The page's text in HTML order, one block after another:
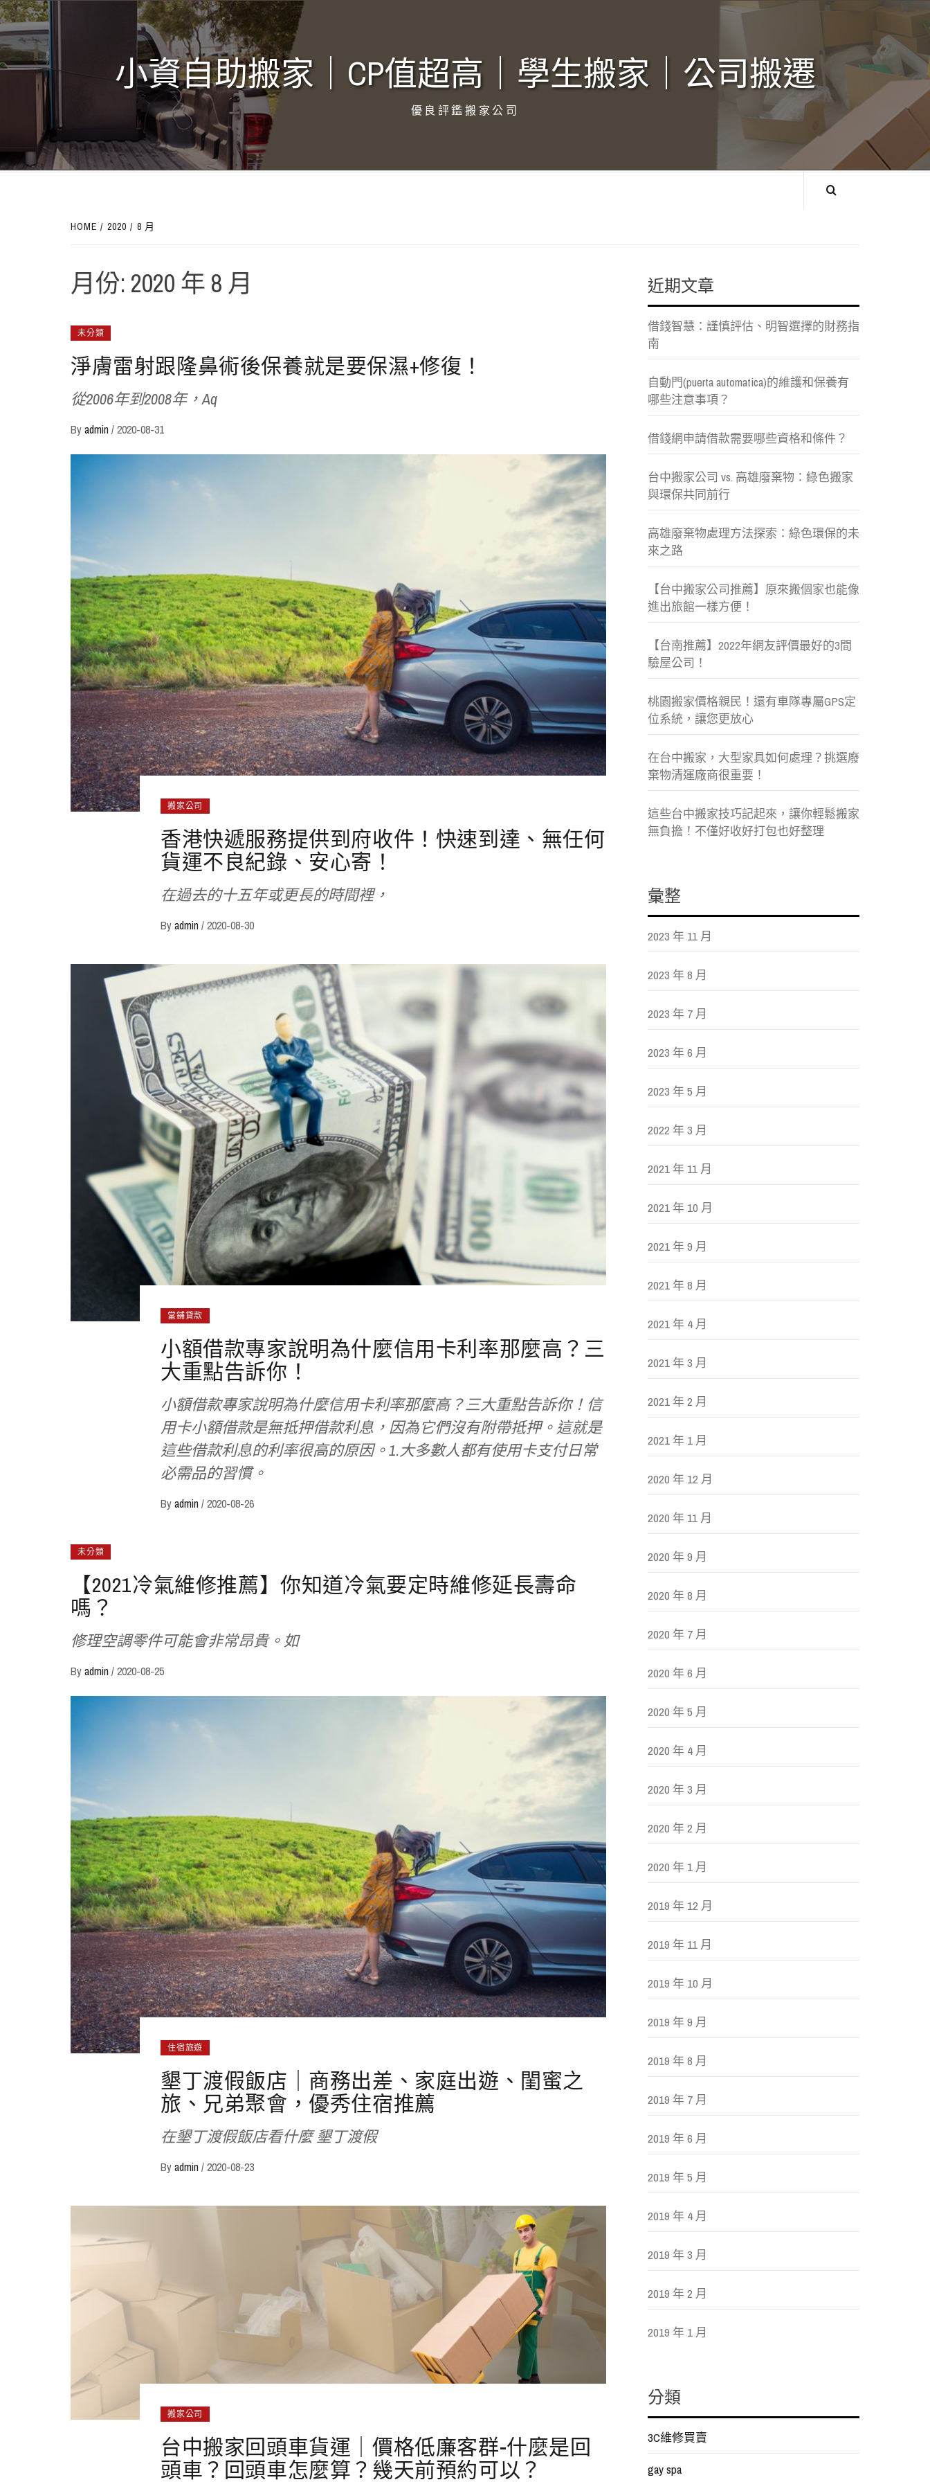
Skip
to
content
小資自助搬家｜CP值超高｜學生搬家｜公司搬遷‎
優良評鑑搬家公司
HOME 2020 8 月
月份: 2020 年 8 月
未分類
淨膚雷射跟隆鼻術後保養就是要保濕+修復！
從2006年到2008年，Aq
Byadmin /2020-08-31
搬家公司
香港快遞服務提供到府收件！快速到達、無任何
貨運不良紀錄、安心寄！
在過去的十五年或更長的時間裡，
Byadmin /2020-08-30
當鋪貸款
小額借款專家說明為什麼信用卡利率那麼高？三
大重點告訴你！
小額借款專家說明為什麼信用卡利率那麼高？三大重點告訴你！信
用卡小額借款是無抵押借款利息，因為它們沒有附帶抵押。這就是
這些借款利息的利率很高的原因。1.大多數人都有使用卡支付日常
必需品的習慣。
Byadmin /2020-08-26
未分類
【2021冷氣維修推薦】你知道冷氣要定時維修延長壽命
嗎？
修理空調零件可能會非常昂貴。如
Byadmin /2020-08-25
住宿旅遊
墾丁渡假飯店｜商務出差、家庭出遊、閨蜜之
旅、兄弟聚會，優秀住宿推薦
在墾丁渡假飯店看什麼 墾丁渡假
Byadmin /2020-08-23
搬家公司
台中搬家回頭車貨運｜價格低廉客群-什麼是回
頭車？回頭車怎麼算？幾天前預約可以？
近期文章
借錢智慧：謹慎評估、明智選擇的財務指
南
自動門(puerta automatica)的維護和保養有
哪些注意事項？
借錢網申請借款需要哪些資格和條件？
台中搬家公司 vs. 高雄廢棄物：綠色搬家
與環保共同前行
高雄廢棄物處理方法探索：綠色環保的未
來之路
【台中搬家公司推薦】原來搬個家也能像
進出旅館一樣方便！
【台南推薦】2022年網友評價最好的3間
驗屋公司！
桃園搬家價格親民！還有車隊專屬GPS定
位系統，讓您更放心
在台中搬家，大型家具如何處理？挑選廢
棄物清運廠商很重要！
這些台中搬家技巧記起來，讓你輕鬆搬家
無負擔！不僅好收好打包也好整理
彙整
2023 年 11 月
2023 年 8 月
2023 年 7 月
2023 年 6 月
2023 年 5 月
2022 年 3 月
2021 年 11 月
2021 年 10 月
2021 年 9 月
2021 年 8 月
2021 年 4 月
2021 年 3 月
2021 年 2 月
2021 年 1 月
2020 年 12 月
2020 年 11 月
2020 年 9 月
2020 年 8 月
2020 年 7 月
2020 年 6 月
2020 年 5 月
2020 年 4 月
2020 年 3 月
2020 年 2 月
2020 年 1 月
2019 年 12 月
2019 年 11 月
2019 年 10 月
2019 年 9 月
2019 年 8 月
2019 年 7 月
2019 年 6 月
2019 年 5 月
2019 年 4 月
2019 年 3 月
2019 年 2 月
2019 年 1 月
分類
3C維修買賣
gay spa